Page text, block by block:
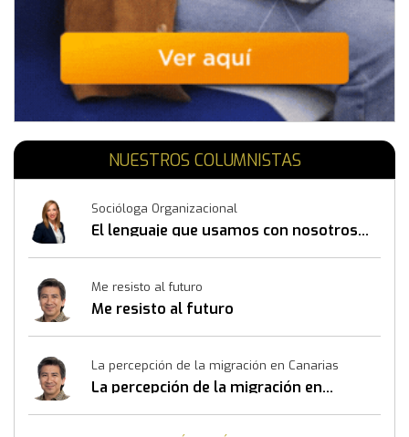
NUESTROS COLUMNISTAS
Socióloga Organizacional
El lenguaje que usamos con nosotros
Me resisto al futuro
Me resisto al futuro
La percepción de la migración en Canarias
La percepción de la migración en